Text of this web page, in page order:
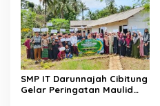
SMP IT Darunnajah Cibitung
Gelar Peringatan Maulid